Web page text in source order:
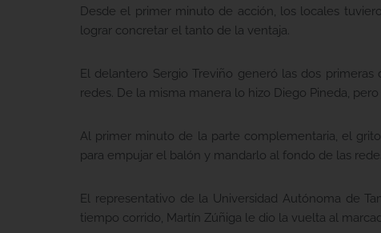
Desde el primer minuto de acción, los locales
lograr concretar el tanto de la ventaja.
El delantero Sergio Treviño generó las dos
redes. De la misma manera lo hizo Diego Pineda,
Al primer minuto de la parte complementaria, el
para empujar el balón y mandarlo al fondo de las
El representativo de la Universidad Autónoma de
tiempo corrido, Martín Zúñiga le dio la vuelta al